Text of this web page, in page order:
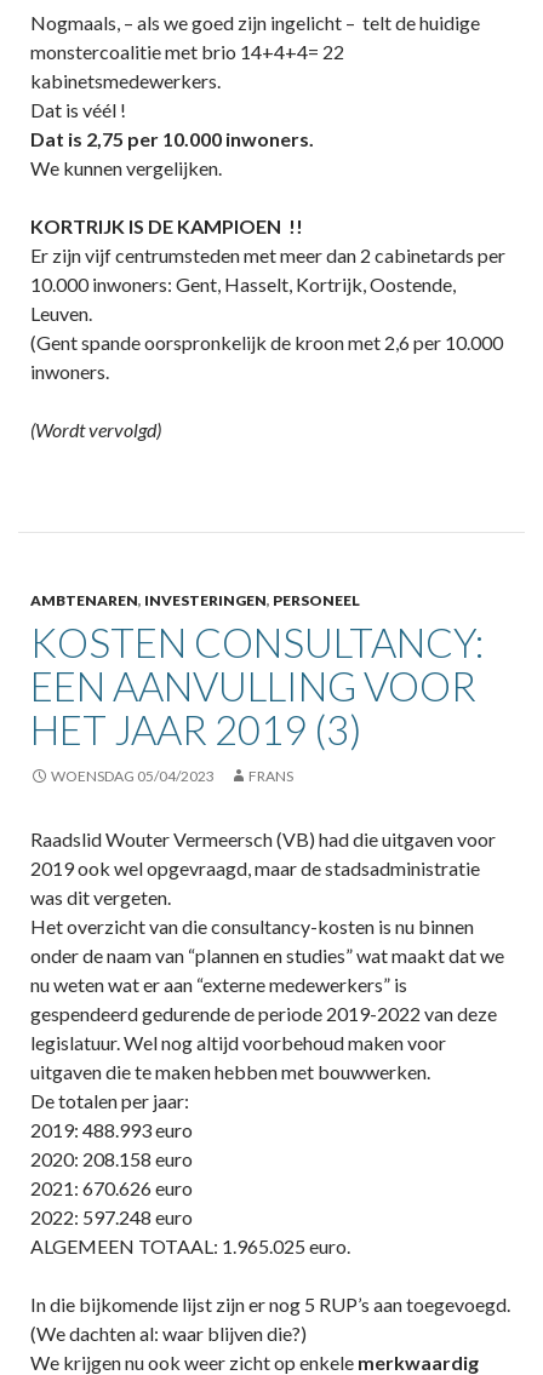
Nogmaals, – als we goed zijn ingelicht – telt de huidige
monstercoalitie met brio 14+4+4= 22
kabinetsmedewerkers.
Dat is véél !
Dat is 2,75 per 10.000 inwoners.
We kunnen vergelijken.
KORTRIJK IS DE KAMPIOEN !!
Er zijn vijf centrumsteden met meer dan 2 cabinetards per
10.000 inwoners: Gent, Hasselt, Kortrijk, Oostende,
Leuven.
(Gent spande oorspronkelijk de kroon met 2,6 per 10.000
inwoners.
(Wordt vervolgd)
AMBTENAREN, INVESTERINGEN, PERSONEEL
KOSTEN CONSULTANCY:
EEN AANVULLING VOOR
HET JAAR 2019 (3)
WOENSDAG 05/04/2023 FRANS
Raadslid Wouter Vermeersch (VB) had die uitgaven voor
2019 ook wel opgevraagd, maar de stadsadministratie
was dit vergeten.
Het overzicht van die consultancy-kosten is nu binnen
onder de naam van “plannen en studies” wat maakt dat we
nu weten wat er aan “externe medewerkers” is
gespendeerd gedurende de periode 2019-2022 van deze
legislatuur. Wel nog altijd voorbehoud maken voor
uitgaven die te maken hebben met bouwwerken.
De totalen per jaar:
2019: 488.993 euro
2020: 208.158 euro
2021: 670.626 euro
2022: 597.248 euro
ALGEMEEN TOTAAL: 1.965.025 euro.
In die bijkomende lijst zijn er nog 5 RUP’s aan toegevoegd.
(We dachten al: waar blijven die?)
We krijgen nu ook weer zicht op enkele merkwaardig